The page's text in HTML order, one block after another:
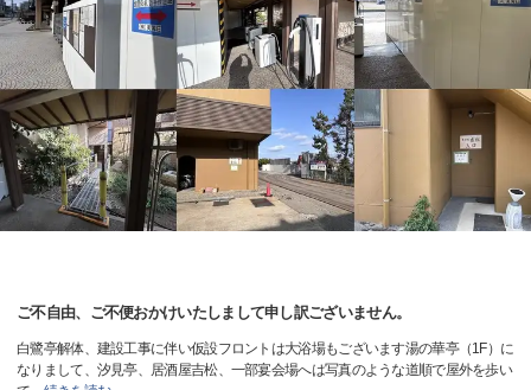
ご不自由、ご不便おかけいたしまして申し訳ございません。
白鷺亭解体、建設工事に伴い仮設フロントは大浴場もございます湯の華亭（1F）に
なりまして、汐見亭、居酒屋吉松、一部宴会場へは写真のような道順で屋外を歩い